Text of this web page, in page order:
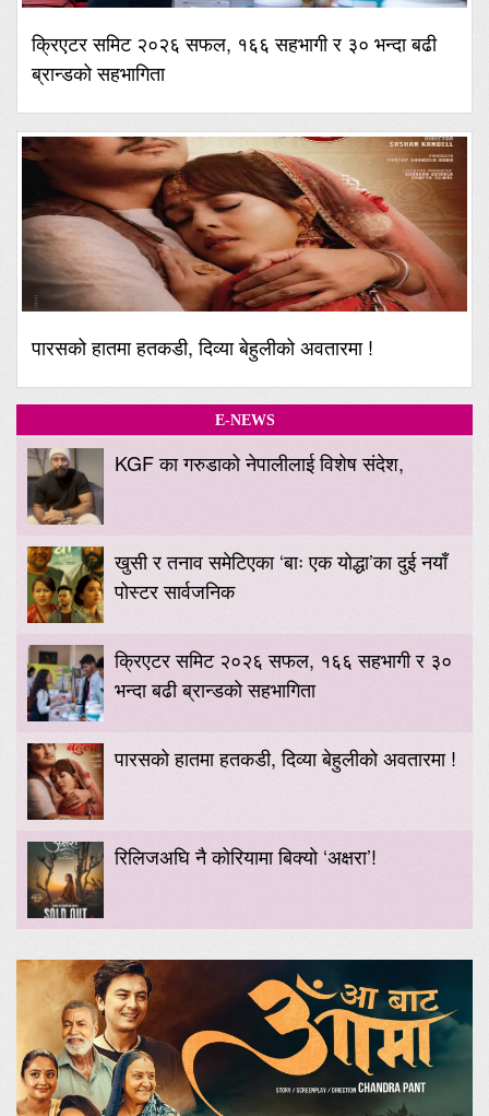
क्रिएटर समिट २०२६ सफल, १६६ सहभागी र ३० भन्दा बढी
ब्रान्डको सहभागिता
पारसको हातमा हतकडी, दिव्या बेहुलीको अवतारमा !
E-NEWS
KGF का गरुडाको नेपालीलाई विशेष संदेश,
खुसी र तनाव समेटिएका ‘बाः एक योद्धा’का दुई नयाँ
पोस्टर सार्वजनिक
क्रिएटर समिट २०२६ सफल, १६६ सहभागी र ३०
भन्दा बढी ब्रान्डको सहभागिता
पारसको हातमा हतकडी, दिव्या बेहुलीको अवतारमा !
रिलिजअघि नै कोरियामा बिक्यो ‘अक्षरा’!